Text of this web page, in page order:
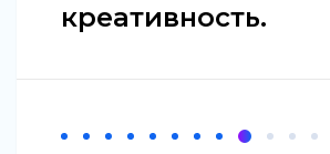
креативность.